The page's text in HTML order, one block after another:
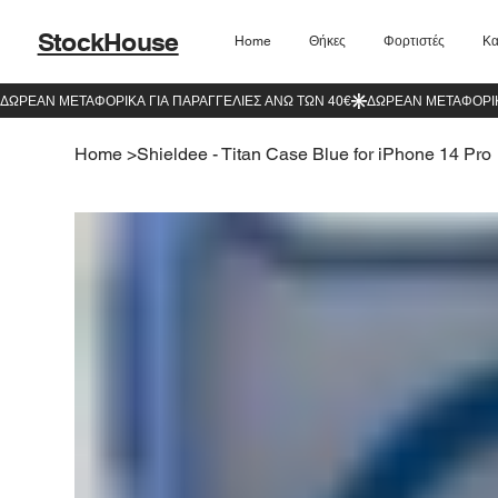
StockHouse Home Θήκες Φορτιστές
Home >Shieldee - Titan Case Blue for iPhone 14 Pro